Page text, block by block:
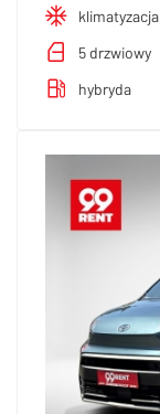
klimatyzacja
5 drzwiowy
hybryda